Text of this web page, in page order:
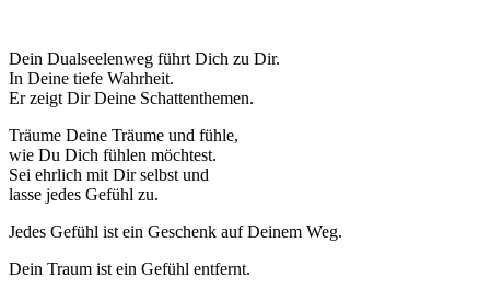
Dein Dualseelenweg führt Dich zu Dir.
In Deine tiefe Wahrheit.
Er zeigt Dir Deine Schattenthemen.
Träume Deine Träume und fühle,
wie Du Dich fühlen möchtest.
Sei ehrlich mit Dir selbst und
lasse jedes Gefühl zu.
Jedes Gefühl ist ein Geschenk auf Deinem Weg.
Dein Traum ist ein Gefühl entfernt.